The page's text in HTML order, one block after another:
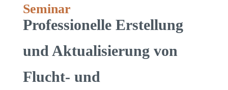
Seminar
Professionelle Erstellung
und Aktualisierung von
Flucht- und